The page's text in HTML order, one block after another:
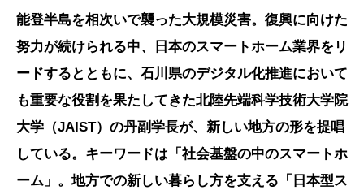
能登半島を相次いで襲った大規模災害。復興に向けた
努力が続けられる中、日本のスマートホーム業界をリ
ードするとともに、石川県のデジタル化推進において
も重要な役割を果たしてきた北陸先端科学技術大学院
大学（JAIST）の丹副学長が、新しい地方の形を提唱
している。キーワードは「社会基盤の中のスマートホ
ーム」。地方での新しい暮らし方を支える「日本型ス